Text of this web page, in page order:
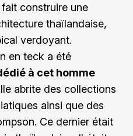
construire une
thaïlandaise,
verdoyant.
en teck a été
à cet homme
abrite des collections
ainsi que des
Ce dernier était